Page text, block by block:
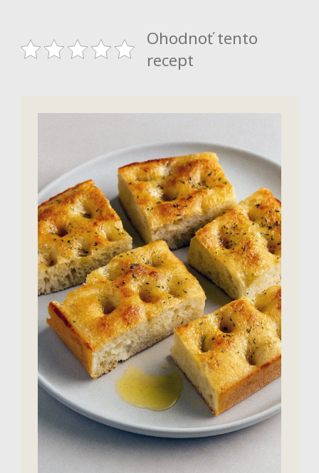
Ohodnoť tento
recept